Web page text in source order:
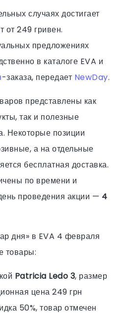
случаях достигает
от 249 гривен.
предложениях
в каталоге EVA и
-заказа, передает NewDay.
представлены как
так и полезные
Некоторые позиции
а на отдельные
бесплатная доставка.
по времени и
проведения акции — 4
дня» в EVA 4 февраля
товары:
Patricia Ledo 3, размер
цена 249 грн
50%, товар отмечен